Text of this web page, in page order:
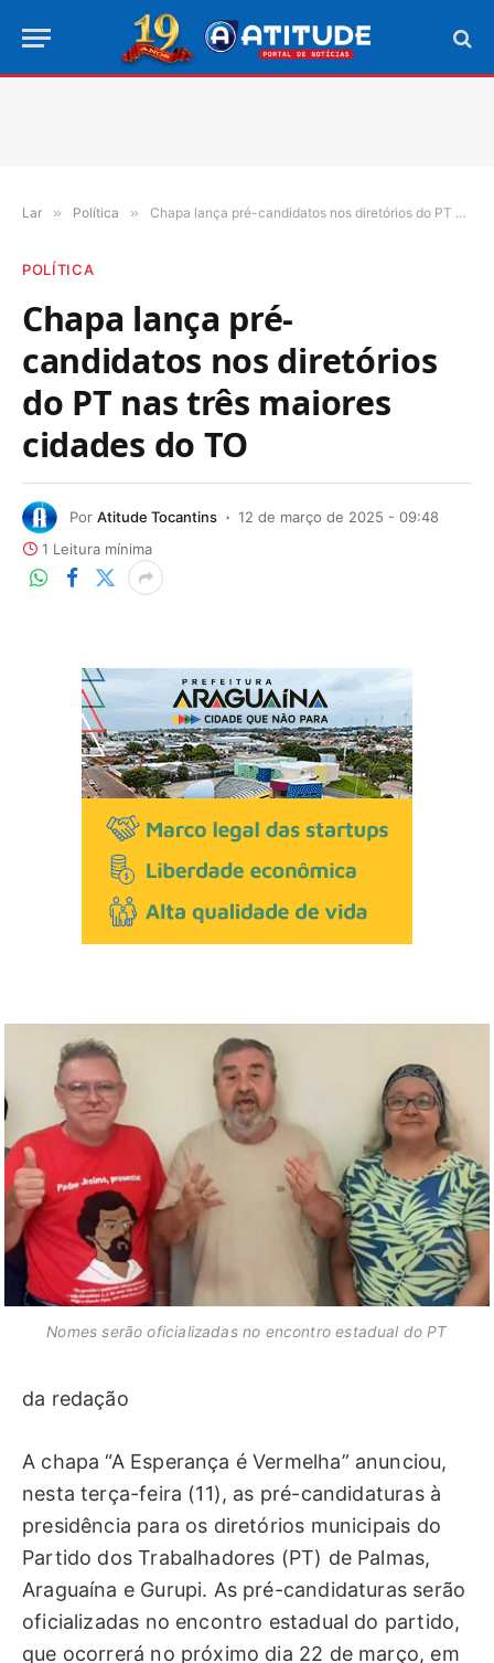
Lar » Política » Chapa lança pré-candidatos nos diretórios do PT nas três maiores cidades do TO
POLÍTICA
Chapa lança pré-
candidatos nos diretórios
do PT nas três maiores
cidades do TO
Por Atitude Tocantins
12 de março de 2025 - 09:48
1 Leitura mínima
Nomes serão oficializadas no encontro estadual do PT
da redação
A chapa “A Esperança é Vermelha” anunciou,
nesta terça-feira (11), as pré-candidaturas à
presidência para os diretórios municipais do
Partido dos Trabalhadores (PT) de Palmas,
Araguaína e Gurupi. As pré-candidaturas serão
oficializadas no encontro estadual do partido,
que ocorrerá no próximo dia 22 de março, em